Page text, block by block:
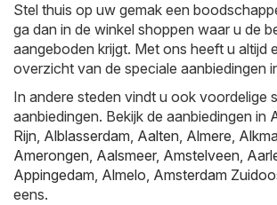
Stel thuis op uw gemak een
ga dan in de winkel shoppen waar u de
aangeboden krijgt. Met ons heeft u altijd
overzicht van de speciale aanbiedingen
In andere steden vindt u ook voordelige
aanbiedingen. Bekijk de aanbiedingen in
Rijn, Alblasserdam, Aalten, Almere,
Amerongen, Aalsmeer, Amstelveen,
Appingedam, Almelo, Amsterdam
eens.